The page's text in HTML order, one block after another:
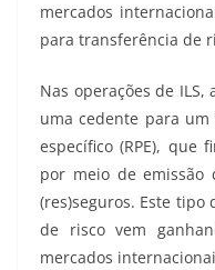
mercados
para transferência de
Nas operações de
uma cedente para
específico (RPE), que
por meio de emissão
(res)seguros. Este
de risco vem
mercados